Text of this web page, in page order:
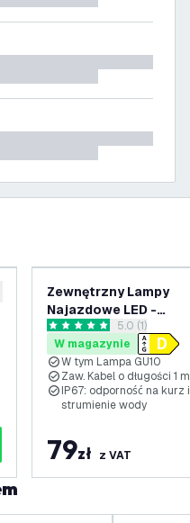
do listy życzeń
Zewnętrzny Lampy
Najazdowe LED -
Kwadratowy - Czarny
- 3W - 4000K - Kabel
zasilający 1 metr
otwórz panel
5 Gwiazdki oceny
5.0 (1)
W magazynie
W tym Lampa GU10
Zaw. Kabel o długości 1 m
IP67: odporność na kurz i
strumienie wody
79zł z VAT